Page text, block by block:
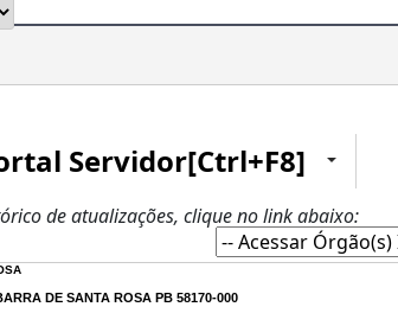
Servidor[Ctrl+F8]
de atualizações, clique no link abaixo:
DE SANTA ROSA PB 58170-000